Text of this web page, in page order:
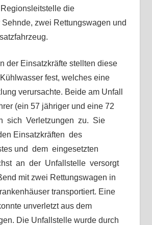
die
zwei Rettungswagen und
der Einsatzkräfte stellten diese
fest, welches eine
verursachte. Beide am Unfall
(ein 57 jähriger und eine 72
sich Verletzungen zu. Sie
Einsatzkräften des
und dem eingesetzten
an der Unfallstelle versorgt
mit zwei Rettungswagen in
transportiert. Eine
unverletzt aus dem
Die Unfallstelle wurde durch